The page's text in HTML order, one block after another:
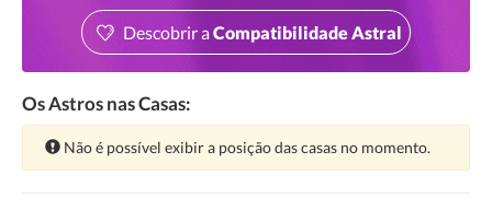
Descobrir aCompatibilidade Astral
Os Astros nas Casas:
Atenção:
Não é possível exibir a posição das casas no momento.